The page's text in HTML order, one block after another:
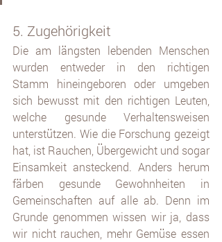
5. Zugehörigkeit
Die am längsten lebenden Menschen
wurden entweder in den richtigen
Stamm hineingeboren oder umgeben
sich bewusst mit den richtigen Leuten,
welche gesunde Verhaltensweisen
unterstützen. Wie die Forschung gezeigt
hat, ist Rauchen, Übergewicht und sogar
Einsamkeit ansteckend. Anders herum
färben gesunde Gewohnheiten in
Gemeinschaften auf alle ab. Denn im
Grunde genommen wissen wir ja, dass
wir nicht rauchen, mehr Gemüse essen